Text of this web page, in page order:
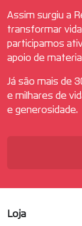
Assim surgiu a
transformar
participamos
apoio de
Já são mais de
e milhares de
e generosidade.
Loja